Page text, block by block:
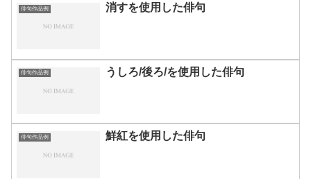
俳句作品例 消すを使用した俳句
俳句作品例 うしろ/後ろ/を使用した俳句
俳句作品例 鮮紅を使用した俳句